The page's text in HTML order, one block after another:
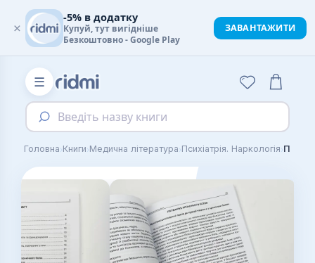
☰
Введіть назву книги
Головна›Книги›Медична література›Психіатрія. Наркологія›
×
-5% в додатку
Купуй, тут вигідніше
Безкоштовно - Google Play
ЗАВАНТАЖИТИ